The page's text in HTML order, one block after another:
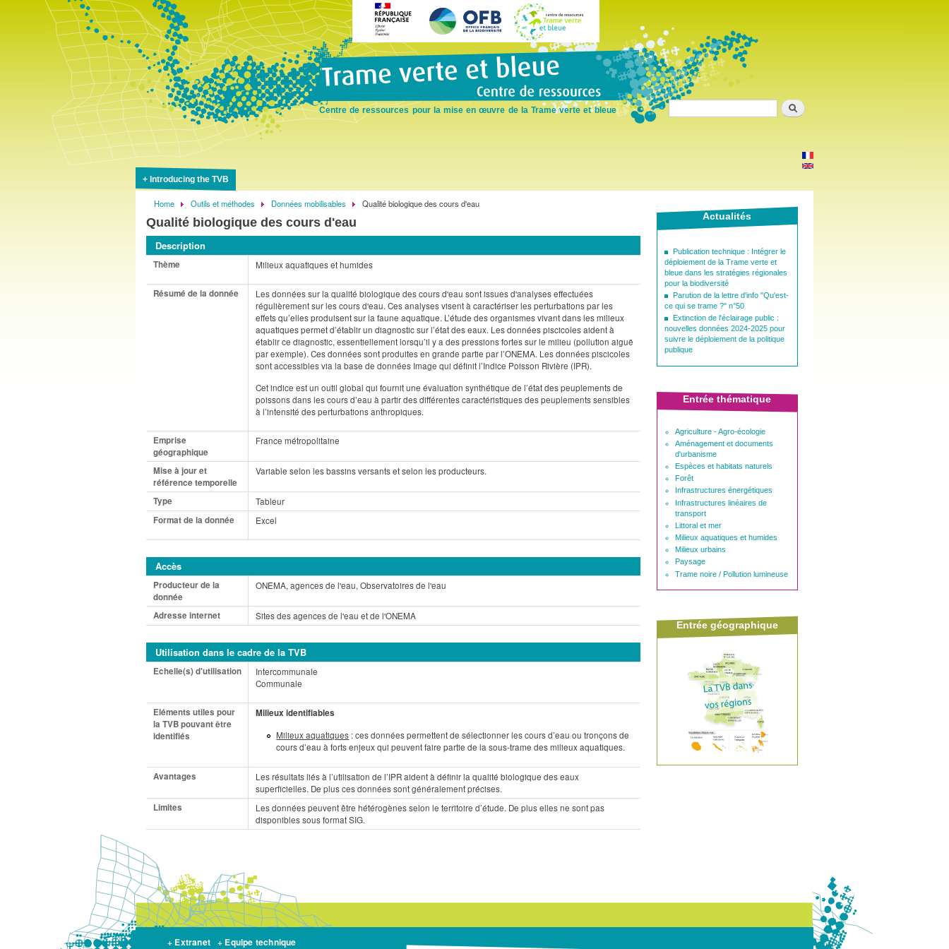
to
main
Centre de ressources pour la mise en œuvre de la Trame verte et bleue
Introducing the TVB
Breadcrumb
Home Outils et méthodes Données mobilisables Qualité biologique des cours d'eau
Qualité biologique des cours d'eau
Description
Thème Milieux aquatiques et humides
Résumé de la donnée
Les données sur la qualité biologique des cours d'eau sont issues d'analyses effectuées
régulièrement sur les cours d'eau. Ces analyses visent à caractériser les perturbations par les
effets qu’elles produisent sur la faune aquatique. L’étude des organismes vivant dans les milieux
aquatiques permet d’établir un diagnostic sur l’état des eaux. Les données piscicoles aident à
établir ce diagnostic, essentiellement lorsqu’il y a des pressions fortes sur le milieu (pollution aiguë
par exemple). Ces données sont produites en grande partie par l’ONEMA. Les données piscicoles
sont accessibles via la base de données Image qui définit l’Indice Poisson Rivière (IPR).
Cet indice est un outil global qui fournit une évaluation synthétique de l’état des peuplements de
poissons dans les cours d’eau à partir des différentes caractéristiques des peuplements sensibles
à l’intensité des perturbations anthropiques.
Emprise
géographique
France métropolitaine
Mise à jour et
référence temporelle
Variable selon les bassins versants et selon les producteurs.
Type
Tableur
Format de la donnée
Excel
Accès
Producteur de la
donnée
ONEMA, agences de l'eau, Observatoires de l'eau
Adresse internet Sites des agences de l'eau et de l'ONEMA
Utilisation dans le cadre de la TVB
Echelle(s) d'utilisation
Intercommunale
Communale
Eléments utiles pour
la TVB pouvant être
identifiés
Milieux identifiables
Milieux aquatiques : ces données permettent de sélectionner les cours d’eau ou tronçons de
cours d’eau à forts enjeux qui peuvent faire partie de la sous-trame des milieux aquatiques.
Avantages
Les résultats liés à l’utilisation de l’IPR aident à définir la qualité biologique des eaux
superficielles. De plus ces données sont généralement précises.
Limites
Les données peuvent être hétérogènes selon le territoire d’étude. De plus elles ne sont pas
disponibles sous format SIG.
Actualités
Publication technique : Intégrer le
déploiement de la Trame verte et
bleue dans les stratégies régionales
pour la biodiversité
Parution de la lettre d'info "Qu'est-
ce qui se trame ?" n°50
Extinction de l'éclairage public :
nouvelles données 2024-2025 pour
suivre le déploiement de la politique
publique
Entrée thématique
Agriculture - Agro-écologie
Aménagement et documents
d'urbanisme
Espèces et habitats naturels
Forêt
Infrastructures énergétiques
Infrastructures linéaires de
transport
Littoral et mer
Milieux aquatiques et humides
Milieux urbains
Paysage
Trame noire / Pollution lumineuse
Entrée géographique
+ Extranet + Equipe technique